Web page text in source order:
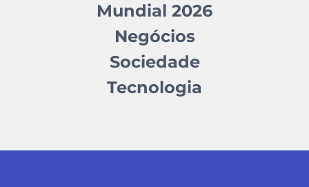
Mundial 2026
Negócios
Sociedade
Tecnologia